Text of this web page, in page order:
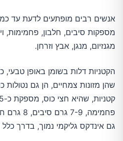
אנשים רבים מופתעים לדעת עד
מגנזיום, מנגן, אבץ וזרחן.
הקטניות דלות בשומן באופן טבעי,
שהן מזונות צמחיים, הן גם
גם אינדקס גליקמי נמוך, בדרך כלל נע בין